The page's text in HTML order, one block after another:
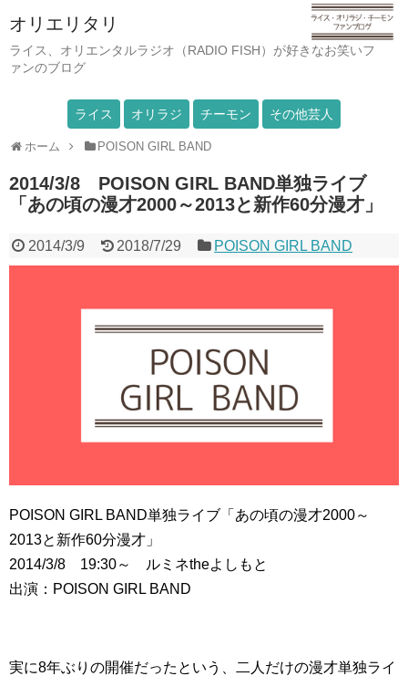
オリエリタリ
ライス、オリエンタルラジオ（RADIO FISH）が好きなお笑いフ
ァンのブログ
ライス オリラジ チーモン その他芸人
ホーム POISON GIRL BAND
2014/3/8 POISON GIRL BAND単独ライブ
「あの頃の漫才2000～2013と新作60分漫才」
2014/3/9 2018/7/29 POISON GIRL BAND
POISON GIRL BAND単独ライブ「あの頃の漫才2000～
2013と新作60分漫才」
2014/3/8 19:30～ ルミネtheよしもと
出演：POISON GIRL BAND
実に8年ぶりの開催だったという、二人だけの漫才単独ライ